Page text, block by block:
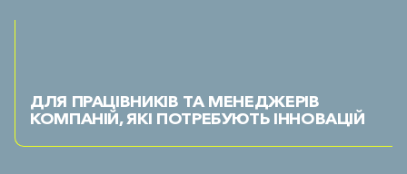
ДЛЯ ПРАЦІВНИКІВ ТА МЕНЕДЖЕРІВ
КОМПАНІЙ, ЯКІ ПОТРЕБУЮТЬ ІННОВАЦІЙ